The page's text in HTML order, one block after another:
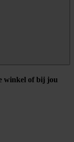
winkel of bij jou